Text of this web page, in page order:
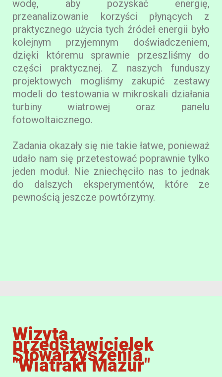
wodę, aby pozyskać energię,
przeanalizowanie korzyści płynących z
praktycznego użycia tych źródeł energii było
kolejnym przyjemnym doświadczeniem,
dzięki któremu sprawnie przeszliśmy do
części praktycznej. Z naszych funduszy
projektowych mogliśmy zakupić zestawy
modeli do testowania w mikroskali działania
turbiny wiatrowej oraz panelu
fotowoltaicznego.
Zadania okazały się nie takie łatwe, ponieważ
udało nam się przetestować poprawnie tylko
jeden moduł. Nie zniechęciło nas to jednak
do dalszych eksperymentów, które ze
pewnością jeszcze powtórzymy.
Wizyta
przedstawicielek
Stowarzyszenia
"Wiatraki Mazur"